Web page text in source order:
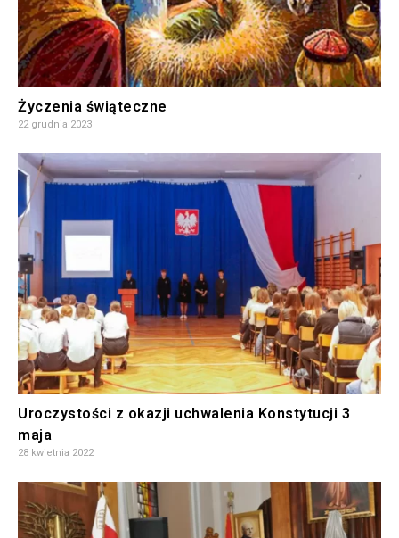
Życzenia świąteczne
22 grudnia 2023
Uroczystości z okazji uchwalenia Konstytucji 3
maja
28 kwietnia 2022